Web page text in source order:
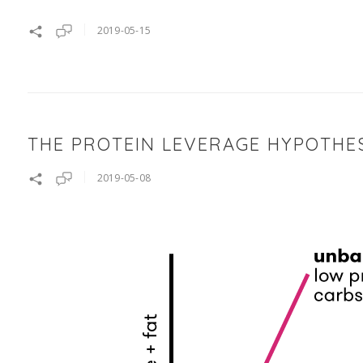
2019-05-15
THE PROTEIN LEVERAGE
2019-05-08